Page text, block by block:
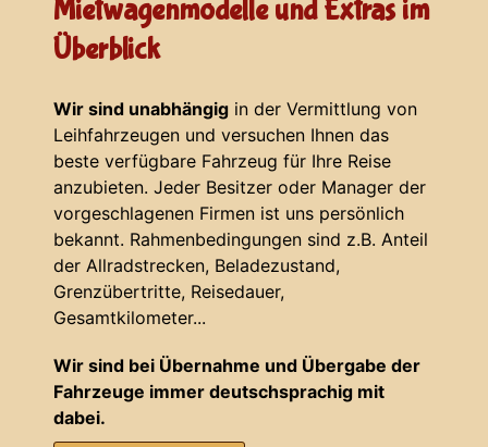
Mietwagenmodelle und Extras im
Überblick
Wir sind unabhängig in der Vermittlung von
Leihfahrzeugen und versuchen Ihnen das
beste verfügbare Fahrzeug für Ihre Reise
anzubieten. Jeder Besitzer oder Manager der
vorgeschlagenen Firmen ist uns persönlich
bekannt. Rahmenbedingungen sind z.B. Anteil
der Allradstrecken, Beladezustand,
Grenzübertritte, Reisedauer,
Gesamtkilometer...
Wir sind bei Übernahme und Übergabe der
Fahrzeuge immer deutschsprachig mit
dabei.